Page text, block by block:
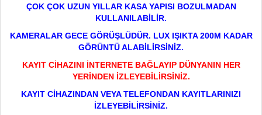
ÇOK ÇOK UZUN YILLAR KASA YAPISI BOZULMADAN
KULLANILABİLİR.
KAMERALAR GECE GÖRÜŞLÜDÜR. LUX IŞIKTA 200M KADAR
GÖRÜNTÜ ALABİLİRSİNİZ.
KAYIT CİHAZINI İNTERNETE BAĞLAYIP DÜNYANIN HER
YERİNDEN İZLEYEBİLİRSİNİZ.
KAYIT CİHAZINDAN VEYA TELEFONDAN KAYITLARINIZI
İZLEYEBİLİRSİNİZ.